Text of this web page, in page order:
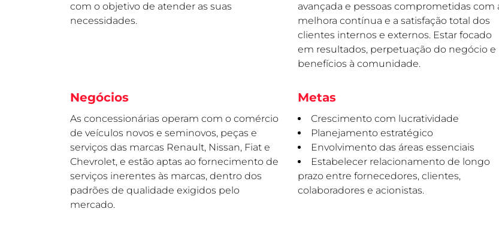
com o objetivo de atender as suas
necessidades.
avançada e pessoas comprometidas com
melhora contínua e a satisfação total dos
clientes internos e externos. Estar focado
em resultados, perpetuação do negócio e
benefícios à comunidade.
Negócios
As concessionárias operam com o comércio
de veículos novos e seminovos, peças e
serviços das marcas Renault, Nissan, Fiat e
Chevrolet, e estão aptas ao fornecimento de
serviços inerentes às marcas, dentro dos
padrões de qualidade exigidos pelo
mercado.
Metas
Crescimento com lucratividade
Planejamento estratégico
Envolvimento das áreas essenciais
Estabelecer relacionamento de longo
prazo entre fornecedores, clientes,
colaboradores e acionistas.